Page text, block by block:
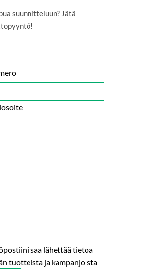
suunnitteluun? Jätä
saa lähettää tietoa
tuotteista ja kampanjoista